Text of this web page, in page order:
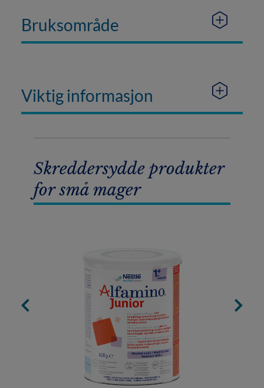
Bruksområde
Viktig informasjon
Skreddersydde produkter
for små mager